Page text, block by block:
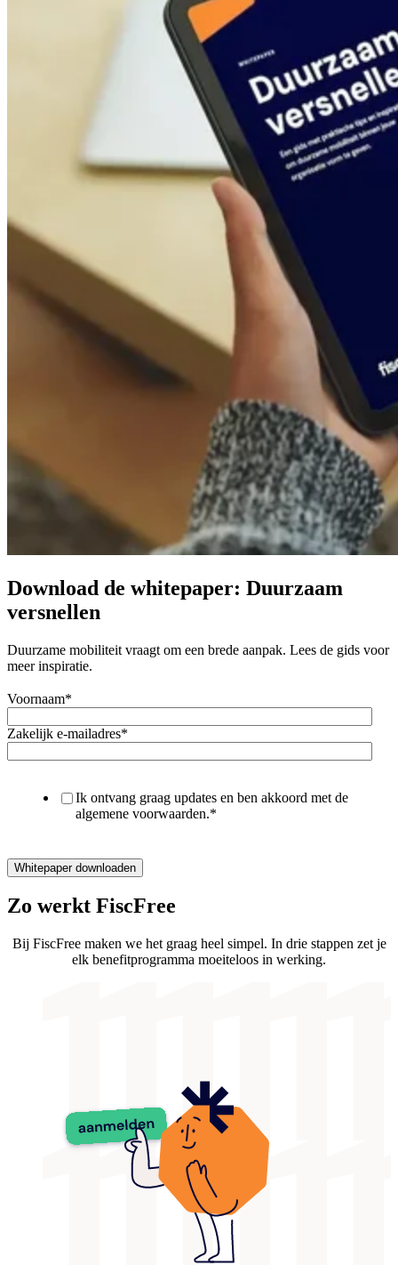
Download de whitepaper: Duurzaam
versnellen
Duurzame mobiliteit vraagt om een brede aanpak. Lees de gids voor
meer inspiratie.
Voornaam*
Zakelijk e-mailadres*
Ik ontvang graag updates en ben akkoord met de
algemene voorwaarden.*
Zo werkt FiscFree
Bij FiscFree maken we het graag heel simpel. In drie stappen zet je
elk benefitprogramma moeiteloos in werking.